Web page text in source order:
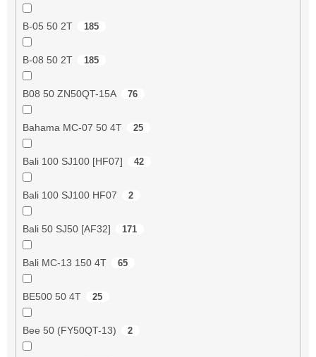
B-05 50 2T 185
B-08 50 2T 185
B08 50 ZN50QT-15A 76
Bahama MC-07 50 4T 25
Bali 100 SJ100 [HF07] 42
Bali 100 SJ100 HF07 2
Bali 50 SJ50 [AF32] 171
Bali MC-13 150 4T 65
BE500 50 4T 25
Bee 50 (FY50QT-13) 2